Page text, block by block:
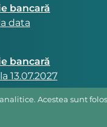
bancară
data
bancară
13.07.2027
Acestea sunt